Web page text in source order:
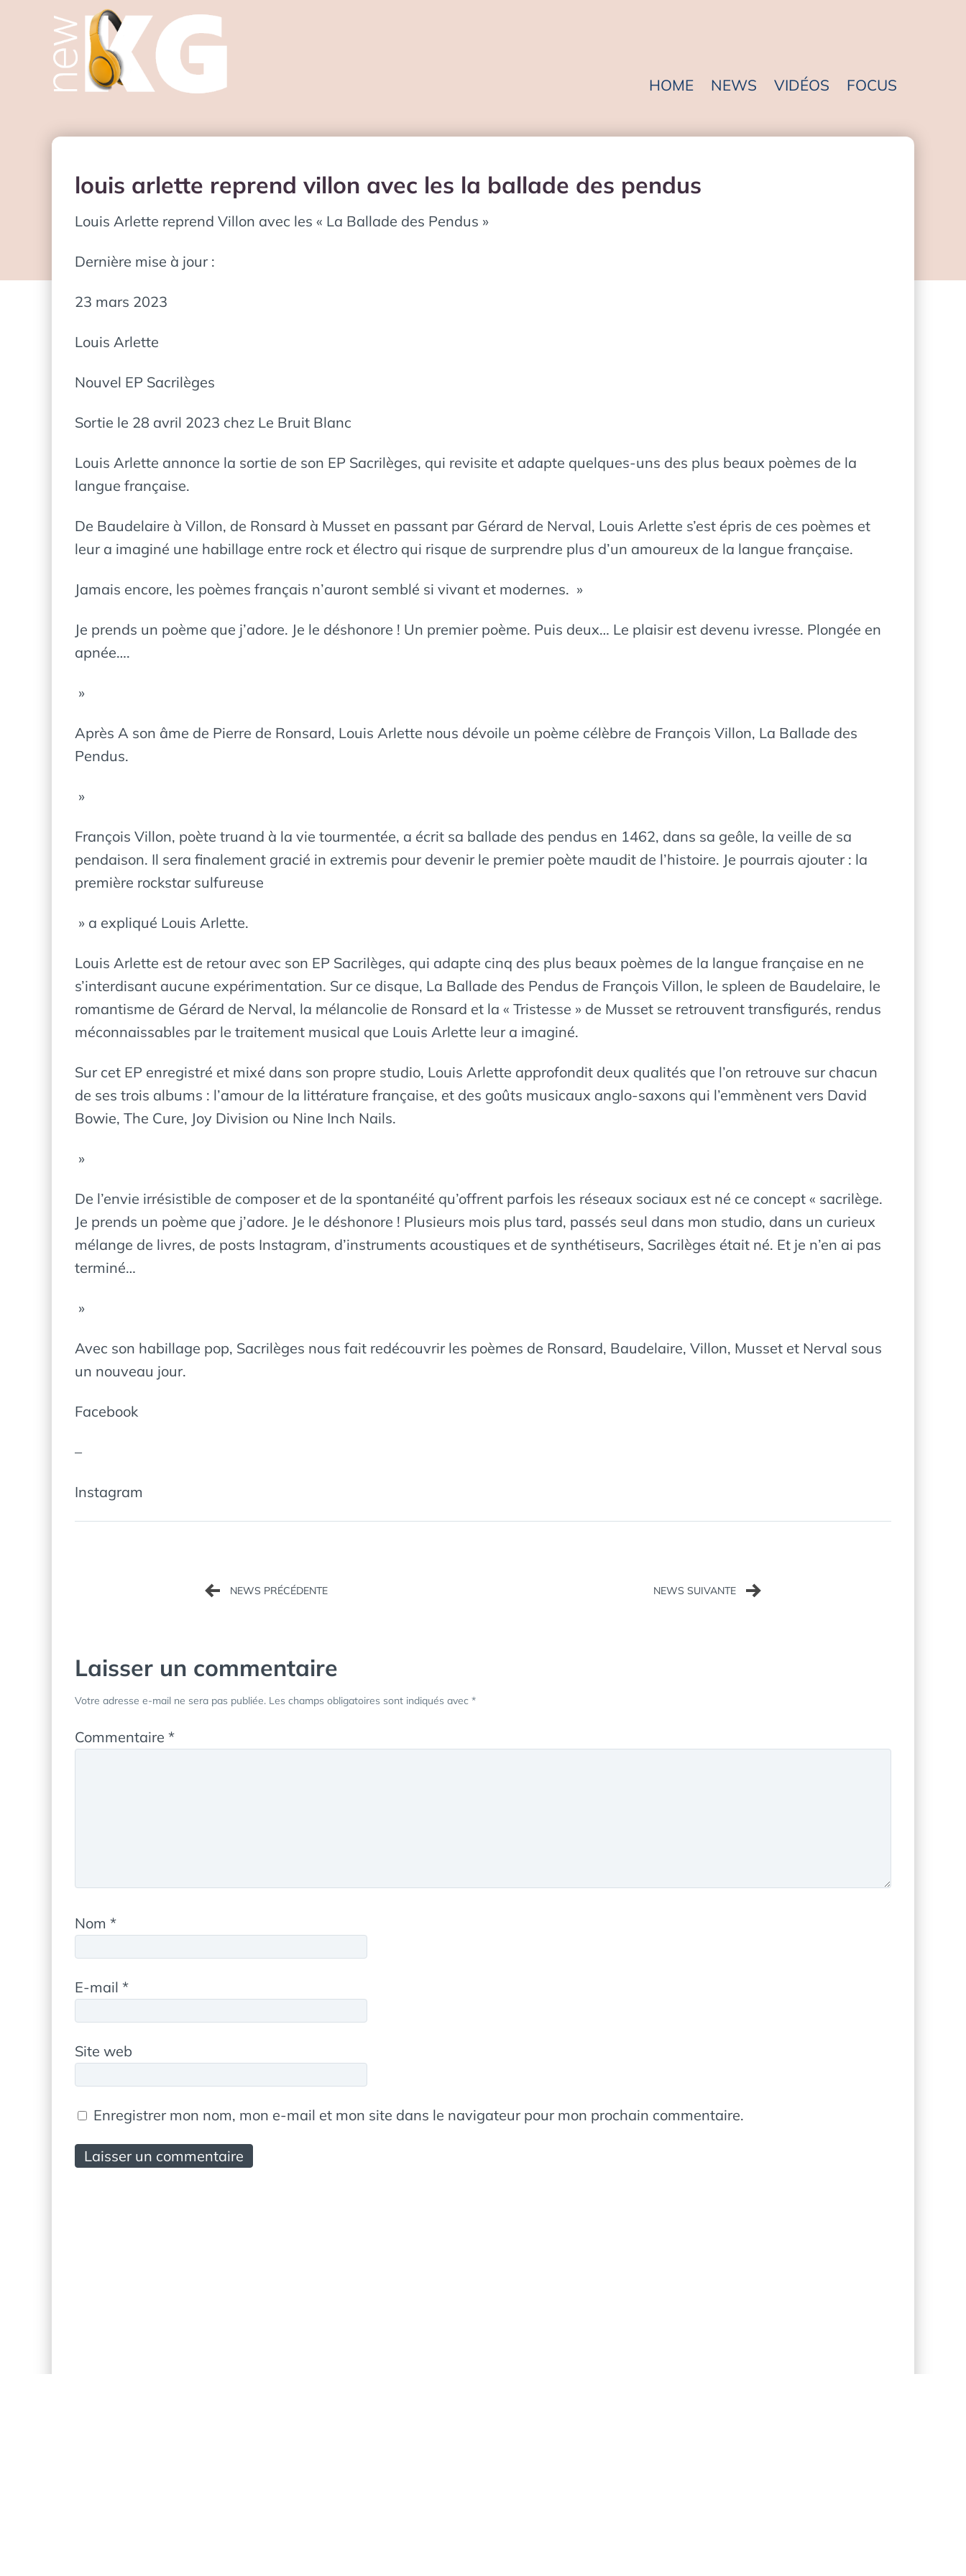
HOME NEWS VIDÉOS FOCUS
louis arlette reprend villon avec les la ballade des pendus
Louis Arlette reprend Villon avec les « La Ballade des Pendus »
Dernière mise à jour :
23 mars 2023
Louis Arlette
Nouvel EP Sacrilèges
Sortie le 28 avril 2023 chez Le Bruit Blanc
Louis Arlette annonce la sortie de son EP Sacrilèges, qui revisite et adapte quelques-uns des plus beaux poèmes de la
langue française.
De Baudelaire à Villon, de Ronsard à Musset en passant par Gérard de Nerval, Louis Arlette s’est épris de ces poèmes et
leur a imaginé une habillage entre rock et électro qui risque de surprendre plus d’un amoureux de la langue française.
Jamais encore, les poèmes français n’auront semblé si vivant et modernes. »
Je prends un poème que j’adore. Je le déshonore ! Un premier poème. Puis deux… Le plaisir est devenu ivresse. Plongée en
apnée….
»
Après A son âme de Pierre de Ronsard, Louis Arlette nous dévoile un poème célèbre de François Villon, La Ballade des
Pendus.
»
François Villon, poète truand à la vie tourmentée, a écrit sa ballade des pendus en 1462, dans sa geôle, la veille de sa
pendaison. Il sera finalement gracié in extremis pour devenir le premier poète maudit de l’histoire. Je pourrais ajouter : la
première rockstar sulfureuse
» a expliqué Louis Arlette.
Louis Arlette est de retour avec son EP Sacrilèges, qui adapte cinq des plus beaux poèmes de la langue française en ne
s’interdisant aucune expérimentation. Sur ce disque, La Ballade des Pendus de François Villon, le spleen de Baudelaire, le
romantisme de Gérard de Nerval, la mélancolie de Ronsard et la « Tristesse » de Musset se retrouvent transfigurés, rendus
méconnaissables par le traitement musical que Louis Arlette leur a imaginé.
Sur cet EP enregistré et mixé dans son propre studio, Louis Arlette approfondit deux qualités que l’on retrouve sur chacun
de ses trois albums : l’amour de la littérature française, et des goûts musicaux anglo-saxons qui l’emmènent vers David
Bowie, The Cure, Joy Division ou Nine Inch Nails.
»
De l’envie irrésistible de composer et de la spontanéité qu’offrent parfois les réseaux sociaux est né ce concept « sacrilège.
Je prends un poème que j’adore. Je le déshonore ! Plusieurs mois plus tard, passés seul dans mon studio, dans un curieux
mélange de livres, de posts Instagram, d’instruments acoustiques et de synthétiseurs, Sacrilèges était né. Et je n’en ai pas
terminé…
»
Avec son habillage pop, Sacrilèges nous fait redécouvrir les poèmes de Ronsard, Baudelaire, Villon, Musset et Nerval sous
un nouveau jour.
Facebook
–
Instagram
de
Laisser un commentaire
Votre adresse e-mail ne sera pas publiée. Les champs obligatoires sont indiqués avec *
Commentaire *
Nom *
E-mail *
Site web
Enregistrer mon nom, mon e-mail et mon site dans le navigateur pour mon prochain commentaire.